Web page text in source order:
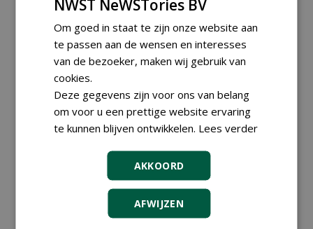
landbouwmachines bij DSV
zaden Nederland B.V.
06-08-2026, Ven-Zelderheide
Kasmedewerker (fulltime) bij
NWST NeWSTories BV
Om goed in staat te zijn onze website aan
te passen aan de wensen en interesses
van de bezoeker, maken wij gebruik van
cookies.
Deze gegevens zijn voor ons van belang
om voor u een prettige website ervaring
te kunnen blijven ontwikkelen. Lees verder
AKKOORD
AFWIJZEN